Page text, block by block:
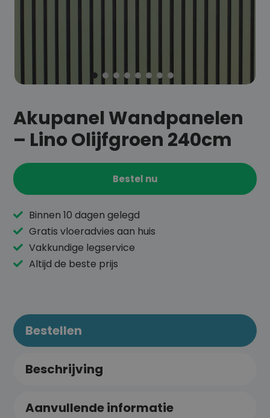
Akupanel Wandpanelen
– Lino Olijfgroen 240cm
Bestel nu
Binnen 10 dagen gelegd
Gratis vloeradvies aan huis
Vakkundige legservice
Altijd de beste prijs
Bestellen
Beschrijving
Aanvullende informatie